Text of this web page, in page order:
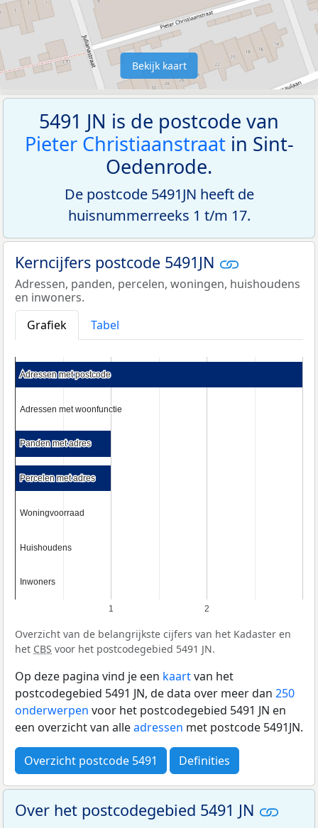
Bekijk kaart
5491 JN is de postcode van
Pieter Christiaanstraatin Sint-
Oedenrode.
De postcode 5491JN heeft de
huisnummerreeks 1 t/m 17.
Kerncijfers postcode 5491JN
Adressen, panden, percelen, woningen, huishoudens
en inwoners.
Grafiek
Tabel
1 2
Adressen met postcode
Adressen met postcode
Adressen met woonfunctie
Adressen met woonfunctie
Panden met adres
Panden met adres
Percelen met adres
Percelen met adres
Woningvoorraad
Woningvoorraad
Huishoudens
Huishoudens
Inwoners
Inwoners
Overzicht van de belangrijkste cijfers van het Kadaster en
het CBS voor het postcodegebied 5491 JN.
Op deze pagina vind je een kaartvan het
postcodegebied 5491 JN, de data over meer dan 250
onderwerpen voor het postcodegebied 5491 JN en
een overzicht van alleadressen met postcode 5491JN.
Overzicht postcode 5491 Definities
Over het postcodegebied 5491 JN